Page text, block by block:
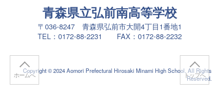
青森県立弘前南高等学校
〒036-8247 青森県弘前市大開4丁目1番地1
TEL：0172-88-2231 FAX：0172-88-2232
Copyright © 2024 Aomori Prefectural Hirosaki Minami High School. All Rights
Reserved.
ホームへ トップへ